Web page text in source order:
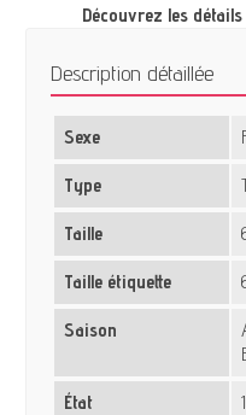
Découvrez les
Description détaillée
Sexe
Type
Taille
Taille étiquette
Saison
État